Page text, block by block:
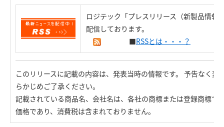
ロジテック「プレスリリース（新製品情報
配信しております。
■RSSとは・・・？
このリリースに記載の内容は、発表当時の情報です。 予告なく変
らかじめご了承ください。
記載されている商品名、会社名は、各社の商標または登録商標で
価格であり、消費税は含まれておりません。